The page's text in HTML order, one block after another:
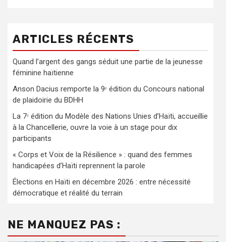
ARTICLES RÉCENTS
Quand l’argent des gangs séduit une partie de la jeunesse
féminine haïtienne
Anson Dacius remporte la 9ᵉ édition du Concours national
de plaidoirie du BDHH
La 7ᵉ édition du Modèle des Nations Unies d’Haïti, accueillie
à la Chancellerie, ouvre la voie à un stage pour dix
participants
« Corps et Voix de la Résilience » : quand des femmes
handicapées d’Haïti reprennent la parole
Élections en Haïti en décembre 2026 : entre nécessité
démocratique et réalité du terrain
NE MANQUEZ PAS :